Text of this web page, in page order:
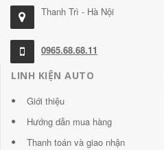
Thanh Trì - Hà Nội
0965.68.68.11
LINH KIỆN AUTO
Giới thiệu
Hướng dẫn mua hàng
Thanh toán và giao nhận